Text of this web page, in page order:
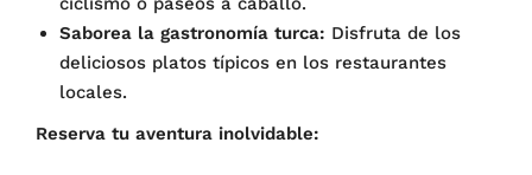
Saborea la gastronomía turca: Disfruta de los
deliciosos platos típicos en los restaurantes
locales.
Reserva tu aventura inolvidable: